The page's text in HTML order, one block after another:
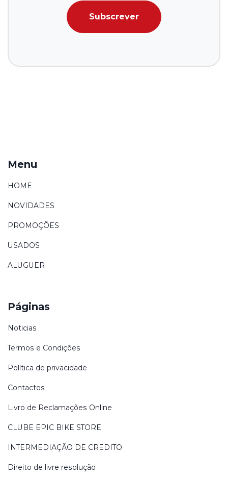
Subscrever
Menu
HOME
NOVIDADES
PROMOÇÕES
USADOS
ALUGUER
Páginas
Noticias
Termos e Condições
Política de privacidade
Contactos
Livro de Reclamações Online
CLUBE EPIC BIKE STORE
INTERMEDIAÇÃO DE CREDITO
Direito de livre resolução